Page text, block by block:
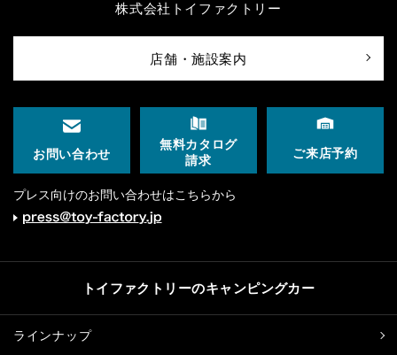
株式会社トイファクトリー
店舗・施設案内
お問い合わせ
無料カタログ
請求
ご来店予約
プレス向けのお問い合わせはこちらから
トイファクトリーのキャンピングカー
ラインナップ